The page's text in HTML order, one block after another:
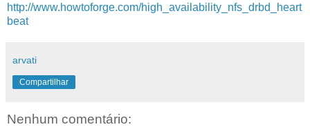
http://www.howtoforge.com/high_availability_nfs_drbd_heart
beat
arvati
Compartilhar
Nenhum comentário: